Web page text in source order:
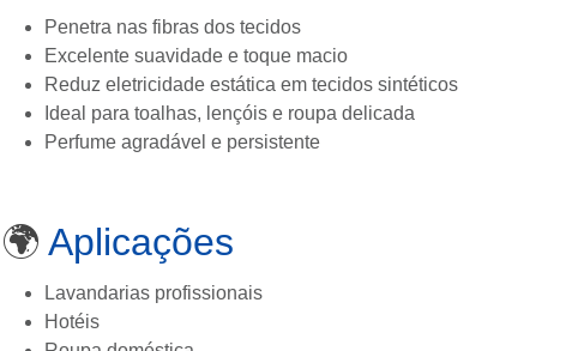
Penetra nas fibras dos tecidos
Excelente suavidade e toque macio
Reduz eletricidade estática em tecidos sintéticos
Ideal para toalhas, lençóis e roupa delicada
Perfume agradável e persistente
🌍 Aplicações
Lavandarias profissionais
Hotéis